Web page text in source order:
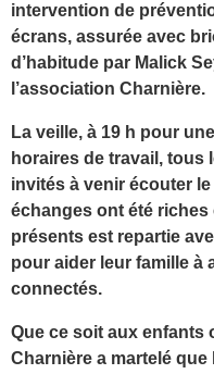
intervention de
écrans, assurée avec
d’habitude par Malick
l’association Charnière.
La veille, à 19 h pour
horaires de travail, tous
invités à venir écouter
échanges ont été
présents est repartie
pour aider leur famille à
connectés.
Que ce soit aux enfants
Charnière a martelé